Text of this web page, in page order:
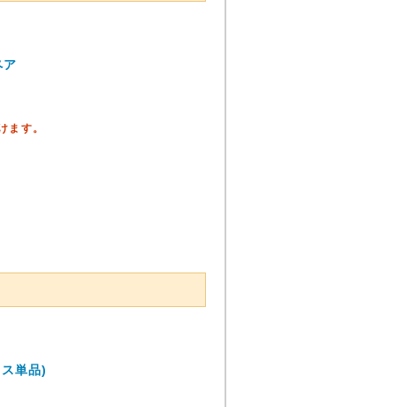
ア
ます。
単品)